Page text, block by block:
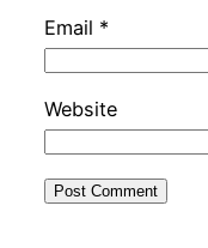
Email *
Website